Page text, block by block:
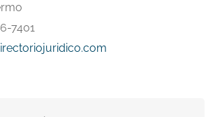
7401